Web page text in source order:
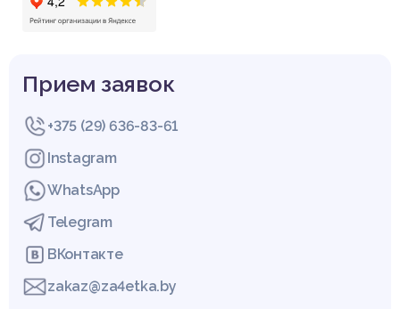
Прием заявок
+375 (29) 636-83-61
Instagram
WhatsApp
Telegram
ВКонтакте
zakaz@za4etka.by